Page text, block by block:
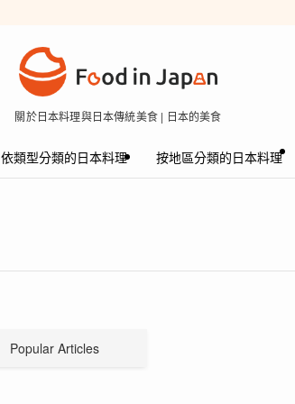
關於日本料理與日本傳統美食 | 日本的美食
依類型分類的日本料理 按地區分類的日本料理
Popular Articles